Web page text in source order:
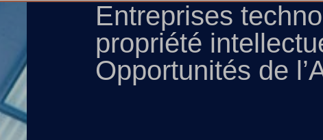
Entreprises
propriété
Opportunités de